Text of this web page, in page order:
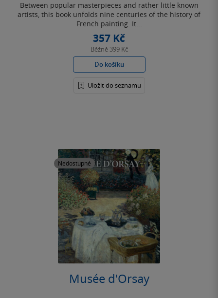
Between popular masterpieces and rather little known
artists, this book unfolds nine centuries of the history of
French painting. It...
357 Kč
Běžně 399 Kč
Do košíku
Uložit do seznamu
Nedostupné
Musée d'Orsay